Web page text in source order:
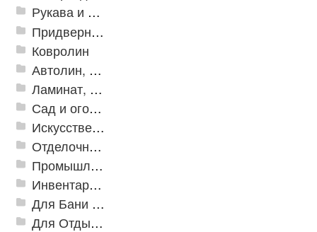
Рукава и шланги промышленные
Придверные решетки
Ковролин
Автолин, Транслин, Линолеум
Ламинат, Кварцвиниловая плитка SPC
Сад и огород
Искусственная трава
Отделочные профили
Промышленный текстиль
Инвентарь для клининга
Для Бани и Сауны
Для Отдыха и Пикника